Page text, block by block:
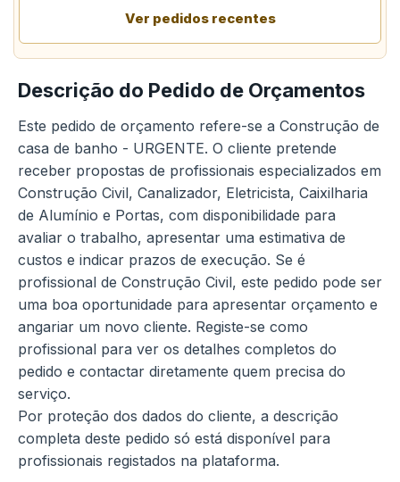
Ver pedidos recentes
Descrição do Pedido de Orçamentos
Este pedido de orçamento refere-se a Construção de
casa de banho - URGENTE. O cliente pretende
receber propostas de profissionais especializados em
Construção Civil, Canalizador, Eletricista, Caixilharia
de Alumínio e Portas, com disponibilidade para
avaliar o trabalho, apresentar uma estimativa de
custos e indicar prazos de execução. Se é
profissional de Construção Civil, este pedido pode ser
uma boa oportunidade para apresentar orçamento e
angariar um novo cliente. Registe-se como
profissional para ver os detalhes completos do
pedido e contactar diretamente quem precisa do
serviço.
Por proteção dos dados do cliente, a descrição
completa deste pedido só está disponível para
profissionais registados na plataforma.